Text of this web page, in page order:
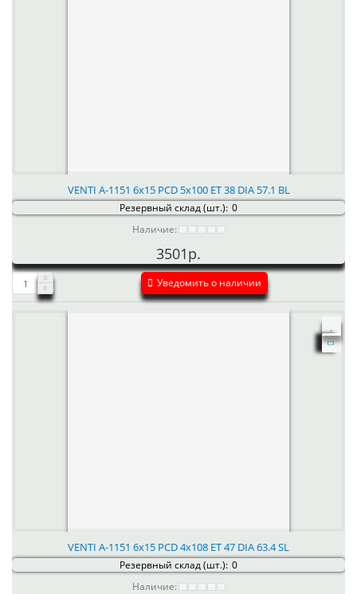
VENTI А-1151 6x15 PCD 5x100 ET 38 DIA 57.1 BL
Резервный склад (шт.): 0
Наличие:
3501р.
Уведомить о наличии
VENTI А-1151 6x15 PCD 4x108 ET 47 DIA 63.4 SL
Резервный склад (шт.): 0
Наличие: